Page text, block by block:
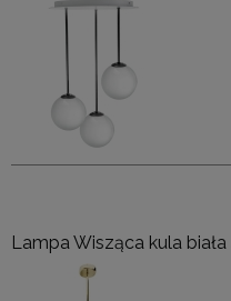
Lampa Wisząca kula